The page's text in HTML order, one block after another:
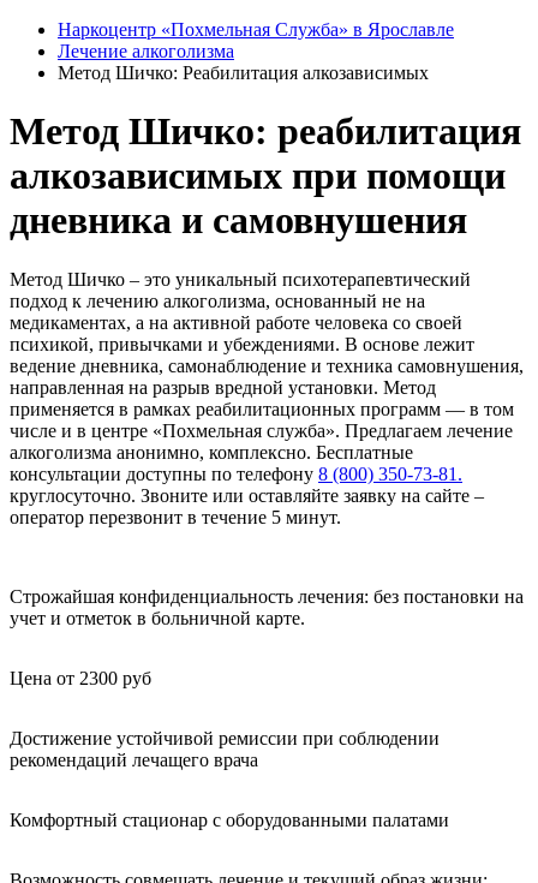
Наркоцентр «Похмельная Служба» в Ярославле
Лечение алкоголизма
Метод Шичко: Реабилитация алкозависимых
Метод Шичко: реабилитация
алкозависимых при помощи
дневника и самовнушения
Метод Шичко – это уникальный психотерапевтический
подход к лечению алкоголизма, основанный не на
медикаментах, а на активной работе человека со своей
психикой, привычками и убеждениями. В основе лежит
ведение дневника, самонаблюдение и техника самовнушения,
направленная на разрыв вредной установки. Метод
применяется в рамках реабилитационных программ — в том
числе и в центре «Похмельная служба». Предлагаем лечение
алкоголизма анонимно, комплексно. Бесплатные
консультации доступны по телефону 8 (800) 350-73-81.
круглосуточно. Звоните или оставляйте заявку на сайте –
оператор перезвонит в течение 5 минут.
Строжайшая конфиденциальность лечения: без постановки на
учет и отметок в больничной карте.
Цена от 2300 руб
Достижение устойчивой ремиссии при соблюдении
рекомендаций лечащего врача
Комфортный стационар с оборудованными палатами